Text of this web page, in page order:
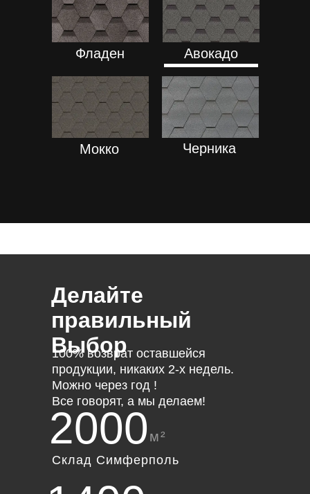
Авокадо
Фладен
Черника
Мокко
ПОДРОБНЕЕ
ПОДРОБНЕЕ
ПОДРОБНЕЕ
ПОДРОБНЕЕ
Делайте
правильный
Выбор
100% возврат оставшейся
продукции, никаких 2-х недель.
Можно через год !
Все говорят, а мы делаем!
Склад Симферполь
2000 м²